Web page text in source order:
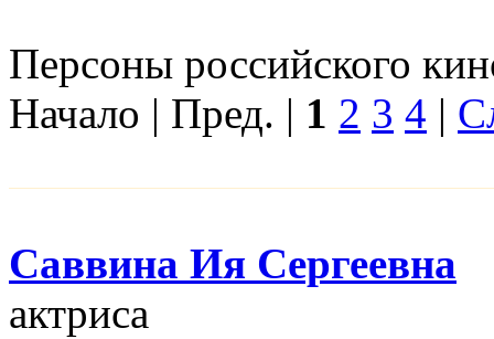
Персоны российского
Начало | Пред. | 1 2 3 4 |
Саввина Ия Сергеевна
актриса